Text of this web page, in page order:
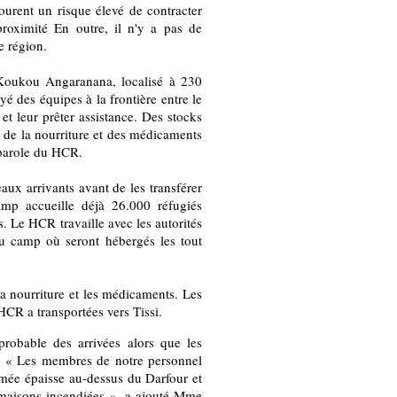
un risque élevé de contracter
En outre, il n'y a pas de
région.
Angaranana, localisé à 230
des équipes à la frontière entre le
leur prêter assistance. Des stocks
la nourriture et des médicaments
du HCR.
arrivants avant de les transférer
accueille déjà 26.000 réfugiés
Le HCR travaille avec les autorités
camp où seront hébergés les tout
nourriture et les médicaments. Les
a transportées vers Tissi.
des arrivées alors que les
Les membres de notre personnel
épaisse au-dessus du Darfour et